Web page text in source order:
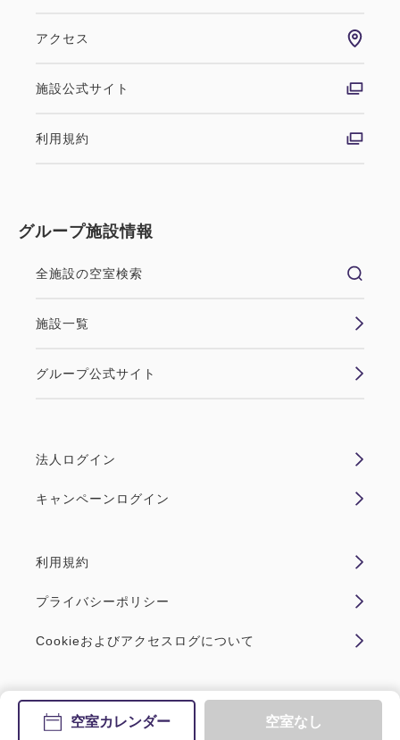
空室カレンダー 空室なし
アクセス
施設公式サイト
利用規約
グループ施設情報
全施設の空室検索
施設一覧
グループ公式サイト
法人ログイン
キャンペーンログイン
利用規約
プライバシーポリシー
Cookieおよびアクセスログについて